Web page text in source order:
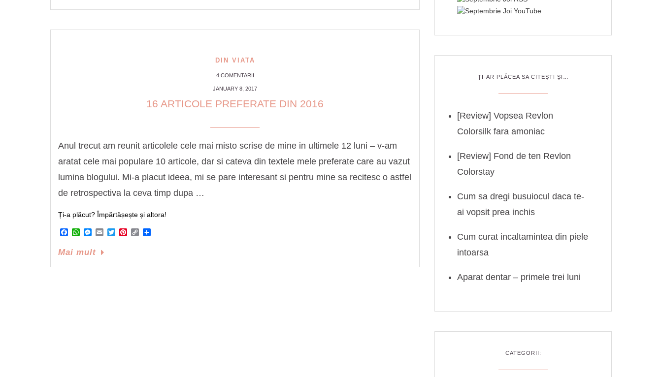
DIN VIATA
4 COMENTARII
JANUARY 8, 2017
16 ARTICOLE PREFERATE DIN 2016
Anul trecut am reunit articolele cele mai misto scrise de mine in ultimele 12 luni – v-am
aratat cele mai populare 10 articole, dar si cateva din textele mele preferate care au vazut
lumina blogului. Mi-a placut ideea, mi se pare interesant si pentru mine sa recitesc o astfel
de retrospectiva la ceva timp dupa …
Ți-a plăcut? Împărtășește și altora!
Facebook
WhatsApp
Messenger
EmailTwitterPinterest
Copy
Mai mult
ȚI-AR PLĂCEA SA CITEȘTI ȘI…
[Review] Vopsea Revlon
Colorsilk fara amoniac
[Review] Fond de ten Revlon
Colorstay
Cum sa dregi busuiocul daca te-
ai vopsit prea inchis
Cum curat incaltamintea din piele
intoarsa
Aparat dentar – primele trei luni
CATEGORII: